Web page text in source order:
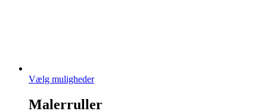
Vælg muligheder
Malerruller